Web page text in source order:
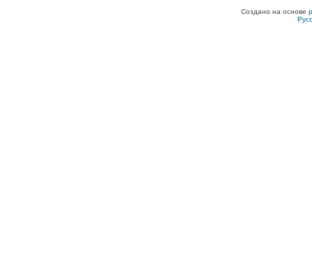
Создано на основе